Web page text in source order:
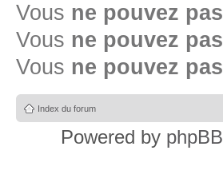
Vous ne pouvez pas
Vous ne pouvez pas
Vous ne pouvez pas
Index du forum
Powered by phpBB